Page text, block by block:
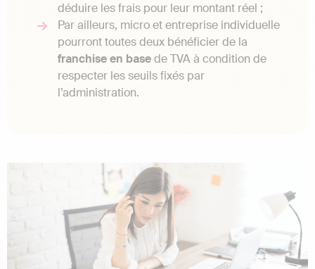
déduire les frais pour leur montant réel ;
Par ailleurs, micro et entreprise individuelle
pourront toutes deux bénéficier de la
franchise en basede TVA à condition de
respecter les seuils fixés par
l’administration.